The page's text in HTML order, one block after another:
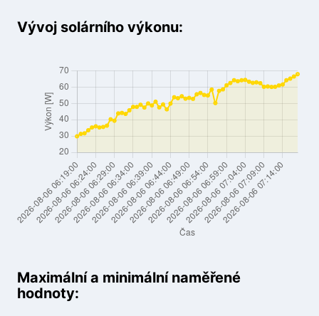
Vývoj solárního výkonu:
Maximální a minimální naměřené
hodnoty: